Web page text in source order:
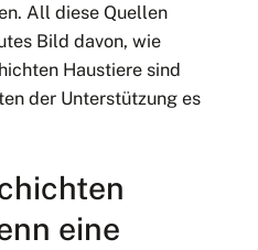
All diese Quellen
Bild davon, wie
Haustiere sind
der Unterstützung es
eine